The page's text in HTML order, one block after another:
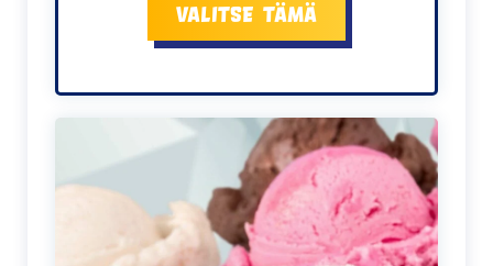
Valitse tämä